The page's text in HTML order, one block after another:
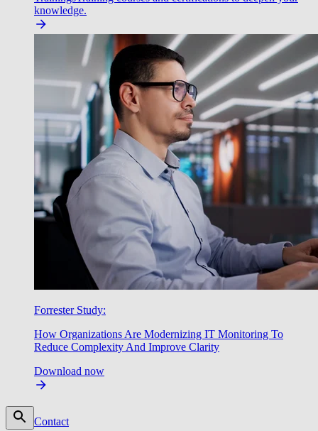
knowledge.
Forrester Study:
How Organizations Are Modernizing IT Monitoring To
Reduce Complexity And Improve Clarity
Download now
Contact